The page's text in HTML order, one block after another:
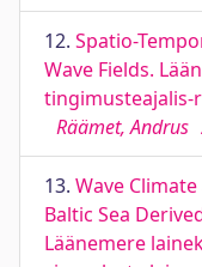
12. Spatio-
Wave Fields.
Räämet, Andrus
13. Wave
Baltic Sea
Läänemere